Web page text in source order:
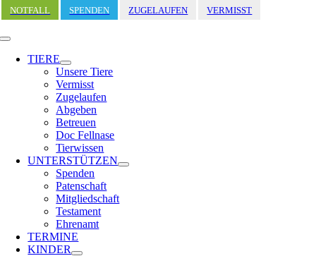
Zum
Inhalt
springen
NOTFALL SPENDEN ZUGELAUFEN VERMISST
Toggle
Navigation
TIERE
Unsere Tiere
Vermisst
Zugelaufen
Abgeben
Betreuen
Doc Fellnase
Tierwissen
UNTERSTÜTZEN
Spenden
Patenschaft
Mitgliedschaft
Testament
Ehrenamt
TERMINE
KINDER